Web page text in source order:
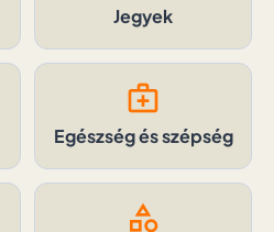
Jegyek
medical_services
Egészség és szépség
category